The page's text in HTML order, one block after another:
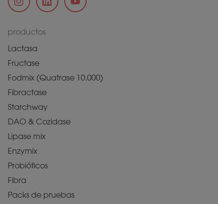
productos
Lactasa
Fructase
Fodmix (Quatrase 10.000)
Fibractase
Starchway
DAO & Cozidase
Lipase mix
Enzymix
Probióticos
Fibra
Packs de pruebas